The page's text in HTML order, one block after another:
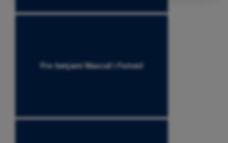
Pre-benjamí Masculí i Femení